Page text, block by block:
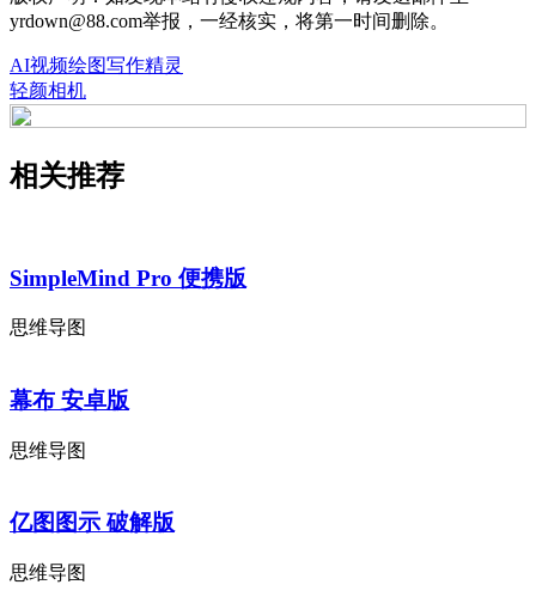
yrdown@88.com举报，一经核实，将第一时间删除。
AI视频绘图写作精灵
轻颜相机
相关推荐
SimpleMind Pro 便携版
思维导图
幕布 安卓版
思维导图
亿图图示 破解版
思维导图